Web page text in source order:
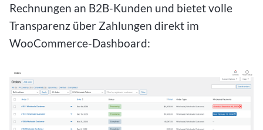
Rechnungen an B2B-Kunden und bietet volle
Transparenz über Zahlungen direkt im
WooCommerce-Dashboard: